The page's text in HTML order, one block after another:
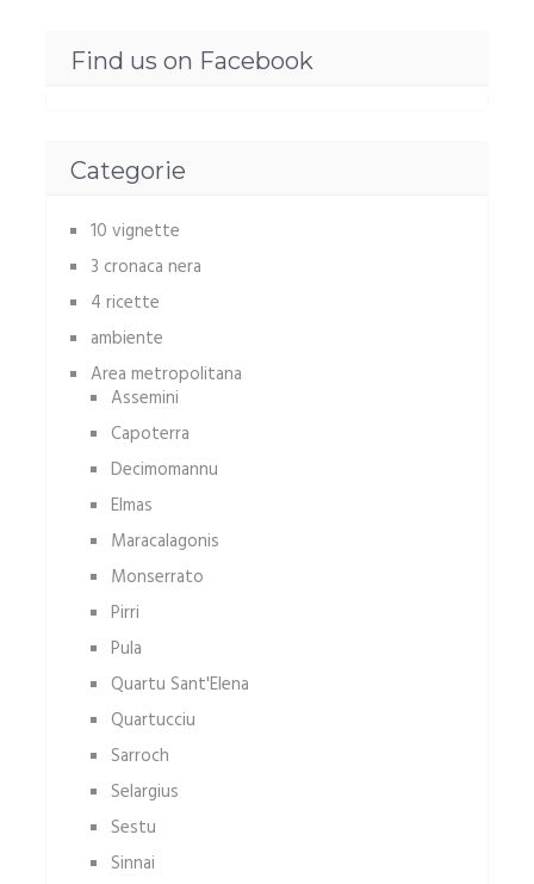
Find us on Facebook
Categorie
10 vignette
3 cronaca nera
4 ricette
ambiente
Area metropolitana
Assemini
Capoterra
Decimomannu
Elmas
Maracalagonis
Monserrato
Pirri
Pula
Quartu Sant'Elena
Quartucciu
Sarroch
Selargius
Sestu
Sinnai